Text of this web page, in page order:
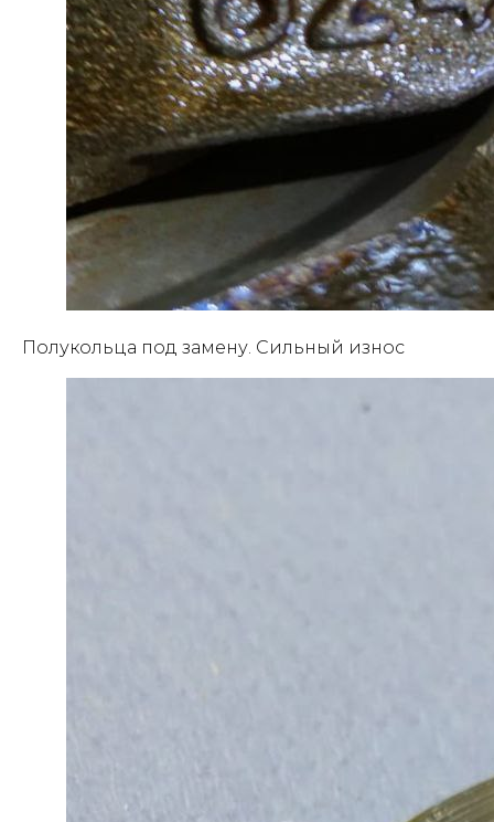
Полукольца под замену. Сильный износ